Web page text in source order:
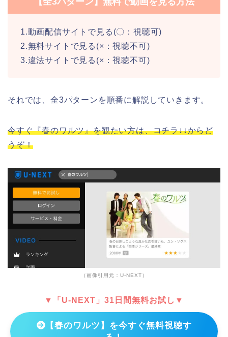
1.動画配信サイトで見る(〇：視聴可)
2.無料サイトで見る(×：視聴不可)
3.違法サイトで見る(×：視聴不可)
それでは、全3パターンを順番に解説していきます。
今すぐ『春のワルツ』を観たい方は、コチラ↓↓からど
うぞ！
（画像引用元：U-NEXT）
▼「U-NEXT」31日間無料お試し▼
【春のワルツ】を今すぐ無料視聴す